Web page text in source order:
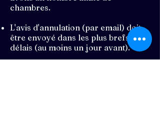
chambres.
L'avis d'annulation (par email) doit
être envoyé dans les plus brefs
délais (au moins un jour avant).